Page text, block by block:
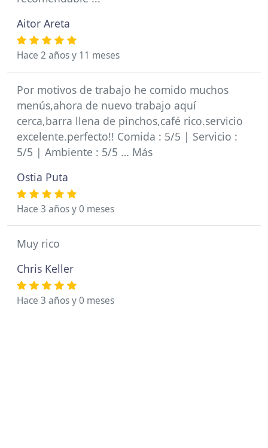
Aitor Areta
Hace 2 años y 11 meses
Por motivos de trabajo he comido muchos
menús,ahora de nuevo trabajo aquí
cerca,barra llena de pinchos,café rico.servicio
excelente.perfecto!! Comida : 5/5 | Servicio :
5/5 | Ambiente : 5/5 … Más
Ostia Puta
Hace 3 años y 0 meses
Muy rico
Chris Keller
Hace 3 años y 0 meses